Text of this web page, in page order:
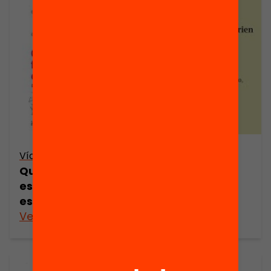
Vídeo
Quines beques motivarien els joves a
estudiar i reduirien l’abandonament
escolar prematur?
Veure’n més